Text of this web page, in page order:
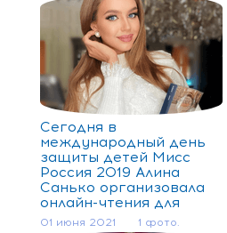
Сегодня в
международный день
защиты детей Мисс
Россия 2019 Алина
Санько организовала
онлайн-чтения для
маленьких подопечных
01 июня 2021 1 фото.